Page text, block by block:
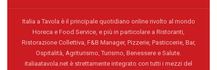
Italia a Tavola è il principale quotidiano online rivolto al mondo
Horeca e Food Service, e più in particolare a Ristoranti,
Ristorazione Collettiva, F&B Manager, Pizzerie, Pasticcerie, Bar,
Ospitalità, Agriturismo, Turismo, Benessere e Salute.
italiaatavola.net è strettamente integrato con tutti i mezzi del